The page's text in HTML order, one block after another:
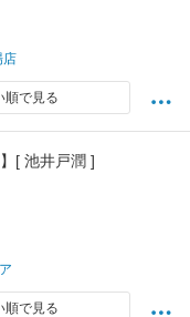
店
順で見る
[ 池井戸潤 ]
順で見る